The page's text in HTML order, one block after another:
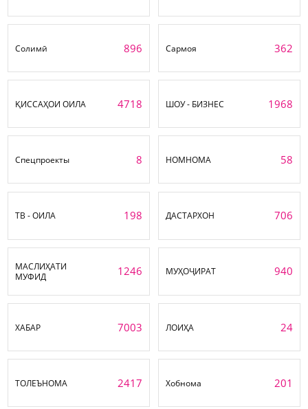
Солимӣ 896 Сармоя 362
ҚИССАҲОИ ОИЛА 4718 ШОУ - БИЗНЕС 1968
Спецпроекты 8 НОМНОМА 58
ТВ - ОИЛА 198 ДАСТАРХОН 706
МАСЛИҲАТИ
МУФИД
1246 МУҲОҶИРАТ 940
ХАБАР 7003 ЛОИҲА 24
ТОЛЕЪНОМА 2417 Хобнома 201